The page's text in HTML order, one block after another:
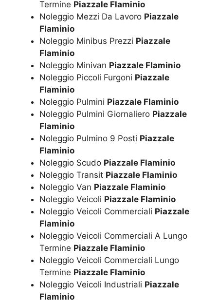
Termine Piazzale Flaminio
Noleggio Mezzi Da Lavoro Piazzale
Flaminio
Noleggio Minibus Prezzi Piazzale
Flaminio
Noleggio Minivan Piazzale Flaminio
Noleggio Piccoli Furgoni Piazzale
Flaminio
Noleggio Pulmini Piazzale Flaminio
Noleggio Pulmini Giornaliero Piazzale
Flaminio
Noleggio Pulmino 9 Posti Piazzale
Flaminio
Noleggio Scudo Piazzale Flaminio
Noleggio Transit Piazzale Flaminio
Noleggio Van Piazzale Flaminio
Noleggio Veicoli Piazzale Flaminio
Noleggio Veicoli Commerciali Piazzale
Flaminio
Noleggio Veicoli Commerciali A Lungo
Termine Piazzale Flaminio
Noleggio Veicoli Commerciali Lungo
Termine Piazzale Flaminio
Noleggio Veicoli Industriali Piazzale
Flaminio